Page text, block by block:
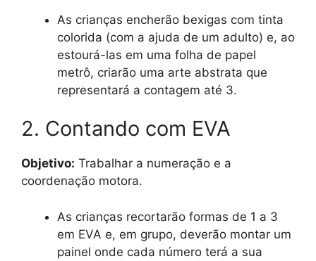
As crianças encherão bexigas com tinta
colorida (com a ajuda de um adulto) e, ao
estourá-las em uma folha de papel
metrô, criarão uma arte abstrata que
representará a contagem até 3.
2. Contando com EVA
Objetivo: Trabalhar a numeração e a
coordenação motora.
As crianças recortarão formas de 1 a 3
em EVA e, em grupo, deverão montar um
painel onde cada número terá a sua